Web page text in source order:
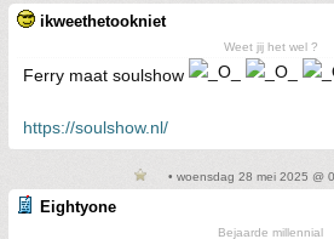
ikweethetookniet
Weet jij het wel ?
Ferry maat soulshow
https://soulshow.nl/
• woensdag 28 mei 2025 @
Eightyone
Bejaarde millennial